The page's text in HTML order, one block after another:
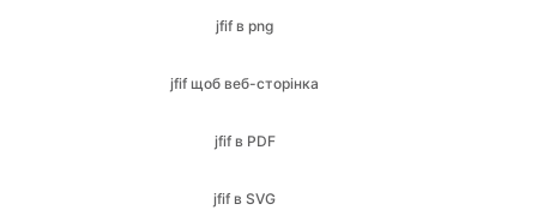
jfif в PDF
jpeg в gif
jpeg в ico